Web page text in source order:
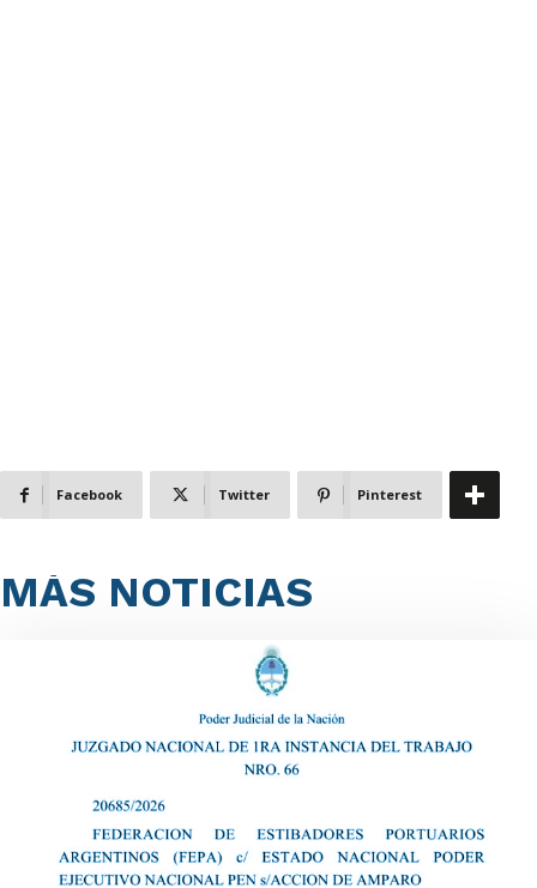
Facebook Twitter Pinterest
MÁS NOTICIAS